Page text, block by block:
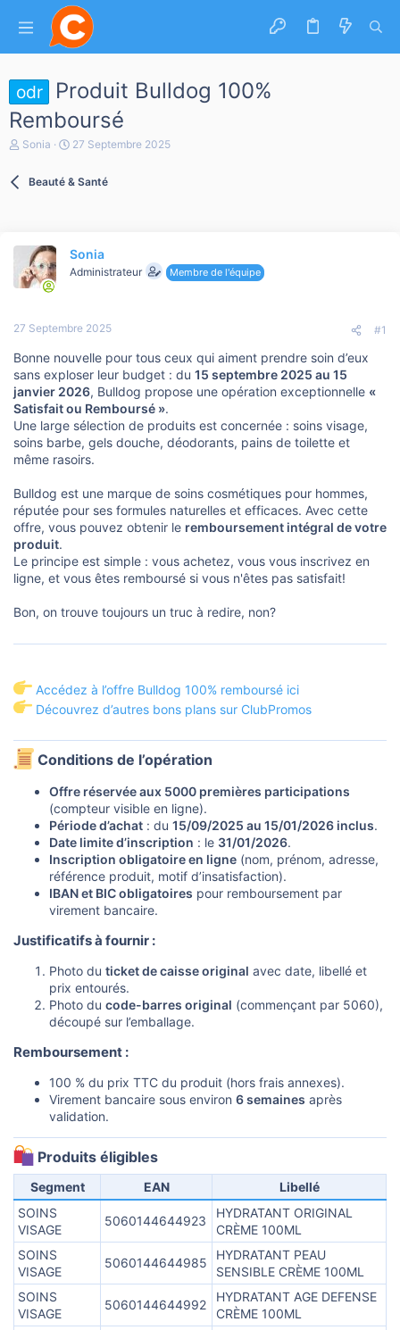
odr
Produit Bulldog 100%
Remboursé
A
e
a
d
c
s
s
i
o
n
Sonia
D
e
b
u
27 Septembre 2025
Beauté & Santé
Sonia
Administrateur Membre de l'équipe
27 Septembre 2025 #1
Bonne nouvelle pour tous ceux qui aiment prendre soin d’eux
sans exploser leur budget : du 15 septembre 2025 au 15
janvier 2026, Bulldog propose une opération exceptionnelle «
Satisfait ou Remboursé ».
Une large sélection de produits est concernée : soins visage,
soins barbe, gels douche, déodorants, pains de toilette et
même rasoirs.
Bulldog est une marque de soins cosmétiques pour hommes,
réputée pour ses formules naturelles et efficaces. Avec cette
offre, vous pouvez obtenir le remboursement intégral de votre
produit.
Le principe est simple : vous achetez, vous vous inscrivez en
ligne, et vous êtes remboursé si vous n'êtes pas satisfait!
Bon, on trouve toujours un truc à redire, non?
Accédez à l’offre Bulldog 100% remboursé ici
Découvrez d’autres bons plans sur ClubPromos
Conditions de l’opération​
Offre réservée aux 5000 premières participations
(compteur visible en ligne).
Période d’achat : du 15/09/2025 au 15/01/2026 inclus.
Date limite d’inscription : le 31/01/2026.
Inscription obligatoire en ligne (nom, prénom, adresse,
référence produit, motif d’insatisfaction).
IBAN et BIC obligatoires pour remboursement par
virement bancaire.
Justificatifs à fournir :​
Photo du ticket de caisse original avec date, libellé et
prix entourés.
Photo du code-barres original (commençant par 5060),
découpé sur l’emballage.
Remboursement :​
100 % du prix TTC du produit (hors frais annexes).
Virement bancaire sous environ 6 semaines après
validation.
Produits éligibles​
Segment EAN
Libellé
SOINS
VISAGE
5060144644923
HYDRATANT ORIGINAL
CRÈME 100ML
SOINS
VISAGE
5060144644985
HYDRATANT PEAU
SENSIBLE CRÈME 100ML
SOINS
VISAGE
5060144644992
HYDRATANT AGE DEFENSE
CRÈME 100ML